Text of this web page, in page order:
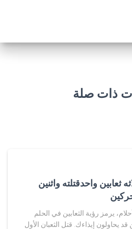
ذات صلة
واحدقتلته واثنين
يرمز رؤية الثعابين في الحلم
قد يحاولون إيذاءك. قتل الثعبان الأول